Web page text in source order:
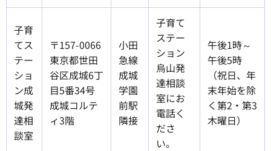
子育
てス
テー
ショ
ン成
城発
達相
談室
〒157-0066
東京都世田
谷区成城6丁
目5番34号
成城コルテ
ィ3階
小田
急線
成城
学園
前駅
隣接
子育て
ステー
ション
烏山発
達相談
室にお
電話く
ださ
い。
午後1時～
午後5時
（祝日、年
末年始を除
く第2・第3
木曜日）